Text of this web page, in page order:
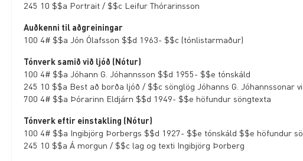
245 10 $$a Portrait / $$c Leifur Thórarinsson
Auðkenni til aðgreiningar
100 4# $$a Jón Ólafsson $$d 1963- $$c (tónlistarmaður)
Tónverk samið við ljóð (Nótur)
100 4# $$a Jóhann G. Jóhannsson $$d 1955- $$e tónskáld
245 10 $$a Best að borða ljóð / $$c sönglög Jóhanns G. Jóhannssonar
700 4# $$a Þórarinn Eldjárn $$d 1949- $$e höfundur söngtexta
Tónverk eftir einstakling (Nótur)
100 4# $$a Ingibjörg Þorbergs $$d 1927- $$e tónskáld $$e höfundur
245 10 $$a Á morgun / $$c lag og texti Ingibjörg Þorberg